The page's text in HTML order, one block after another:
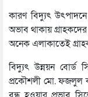
কারণ বিদ্যুৎ
অভাব থাকায়
অনেক এলাকাতেই
বিদ্যুৎ উন্নয়ন বোর্ড
প্রকৌশলী মো. ফজলুল